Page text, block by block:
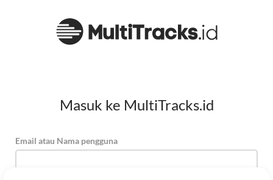
Masuk ke MultiTracks.id
Email atau Nama pengguna